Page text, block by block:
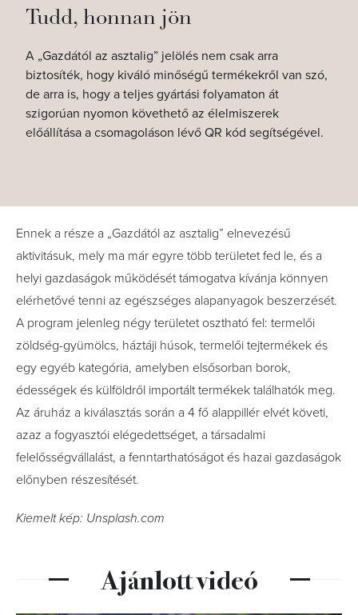
Tudd, honnan jön
A „Gazdától az asztalig” jelölés nem csak arra
biztosíték, hogy kiváló minőségű termékekről van szó,
de arra is, hogy a teljes gyártási folyamaton át
szigorúan nyomon követhető az élelmiszerek
előállítása a csomagoláson lévő QR kód segítségével.
Ennek a része a „Gazdától az asztalig” elnevezésű
aktivitásuk, mely ma már egyre több területet fed le, és a
helyi gazdaságok működését támogatva kívánja könnyen
elérhetővé tenni az egészséges alapanyagok beszerzését.
A program jelenleg négy területet osztható fel: termelői
zöldség-gyümölcs, háztáji húsok, termelői tejtermékek és
egy egyéb kategória, amelyben elsősorban borok,
édességek és külföldről importált termékek találhatók meg.
Az áruház a kiválasztás során a 4 fő alappillér elvét követi,
azaz a fogyasztói elégedettséget, a társadalmi
felelősségvállalást, a fenntarthatóságot és hazai gazdaságok
előnyben részesítését.
Kiemelt kép: Unsplash.com
Ajánlott videó